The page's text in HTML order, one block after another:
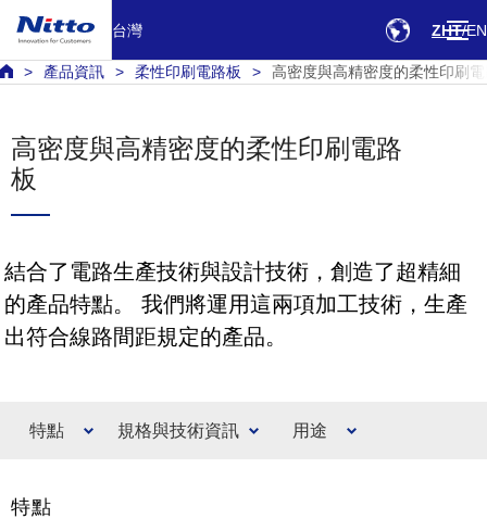
台灣 ZHT EN
產品資訊 柔性印刷電路板 高密度與高精密度的柔性印刷
高密度與高精密度的柔性印刷電路
板
結合了電路生產技術與設計技術，創造了超精細
的產品特點。 我們將運用這兩項加工技術，生產
出符合線路間距規定的產品。
特點 規格與技術資訊 用途
特點